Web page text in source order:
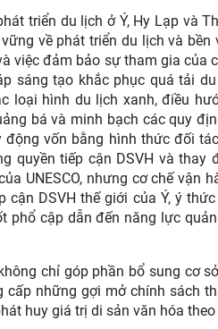
triển du lịch ở Ý, Hy Lạp và
về phát triển du lịch và bền
việc đảm bảo sự tham gia của
sáng tạo khắc phục quá tải
loại hình du lịch xanh, điều
bá và minh bạch các quy
vốn bằng hình thức đối
quyền tiếp cận DSVH và
UNESCO, nhưng cơ chế vận
DSVH thế giới của Ý, ý
phổ cập dẫn đến năng lực
chỉ góp phần bổ sung cơ
những gợi mở chính sách
huy giá trị di sản văn hóa